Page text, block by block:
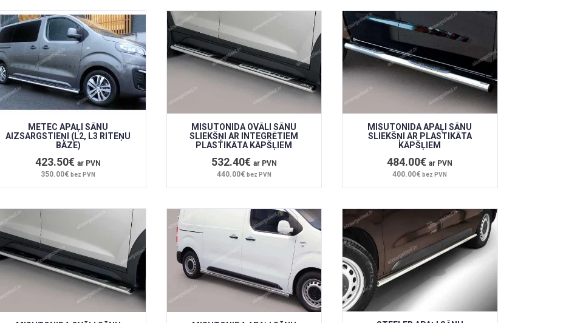
METEC APAĻI SĀNU
AIZSARGSTIEŅI (L2, L3 RITEŅU
BĀZE)
423.50€ar PVN
350.00€bez PVN
MISUTONIDA OVĀLI SĀNU
SLIEKŠŅI AR INTEGRĒTIEM
PLASTIKĀTA KĀPŠĻIEM
532.40€ ar PVN
440.00€ bez PVN
MISUTONIDA APAĻI SĀNU
SLIEKŠŅI AR PLASTIKĀTA
KĀPŠĻIEM
484.00€ar PVN
400.00€bez PVN